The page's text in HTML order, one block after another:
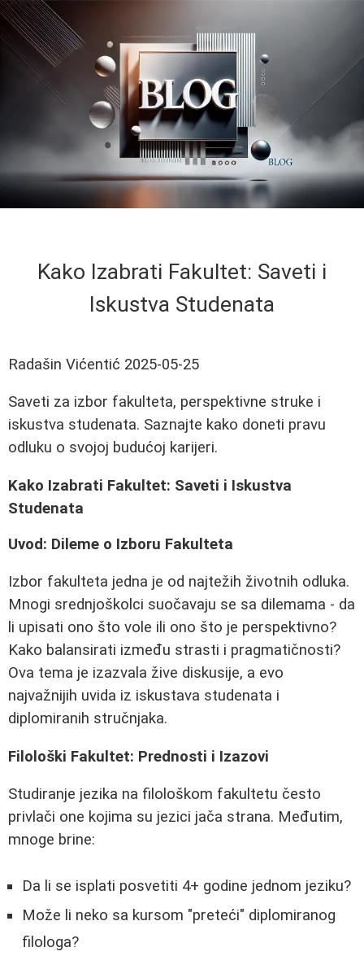
Kako Izabrati Fakultet: Saveti i
Iskustva Studenata
Radašin Vićentić 2025-05-25
Saveti za izbor fakulteta, perspektivne struke i
iskustva studenata. Saznajte kako doneti pravu
odluku o svojoj budućoj karijeri.
Kako Izabrati Fakultet: Saveti i Iskustva
Studenata
Uvod: Dileme o Izboru Fakulteta
Izbor fakulteta jedna je od najtežih životnih odluka.
Mnogi srednjoškolci suočavaju se sa dilemama - da
li upisati ono što vole ili ono što je perspektivno?
Kako balansirati između strasti i pragmatičnosti?
Ova tema je izazvala žive diskusije, a evo
najvažnijih uvida iz iskustava studenata i
diplomiranih stručnjaka.
Filološki Fakultet: Prednosti i Izazovi
Studiranje jezika na filološkom fakultetu često
privlači one kojima su jezici jača strana. Međutim,
mnoge brine:
Da li se isplati posvetiti 4+ godine jednom jeziku?
Može li neko sa kursom "preteći" diplomiranog
filologa?